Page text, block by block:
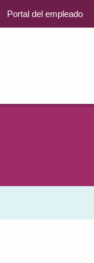
Portal del empleado